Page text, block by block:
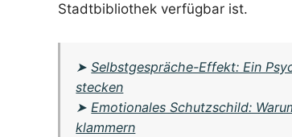
Stadtbibliothek verfügbar ist.
➤Selbstgespräche-Effekt: Ein
stecken
➤Emotionales Schutzschild:
klammern